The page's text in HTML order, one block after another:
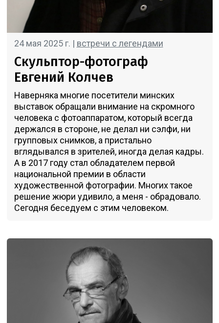
24 мая 2025 г. | встречи с легендами
Скульптор-фотограф
Евгений Колчев
Наверняка многие посетители минских
выставок обращали внимание на скромного
человека с фотоаппаратом, который всегда
держался в стороне, не делал ни сэлфи, ни
групповых снимков, а пристально
вглядывался в зрителей, иногда делая кадры.
А в 2017 году стал обладателем первой
национальной премии в области
художественной фотографии. Многих такое
решение жюри удивило, а меня - обрадовало.
Сегодня беседуем с этим человеком.